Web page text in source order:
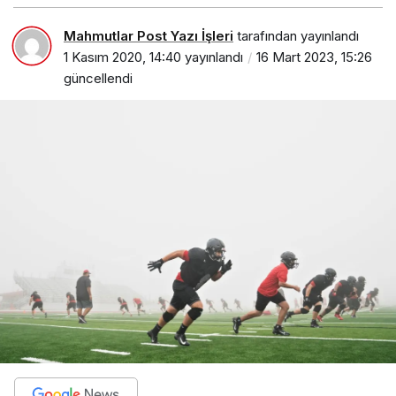
Mahmutlar Post Yazı İşleri tarafından yayınlandı
1 Kasım 2020, 14:40 yayınlandı
16 Mart 2023, 15:26
güncellendi